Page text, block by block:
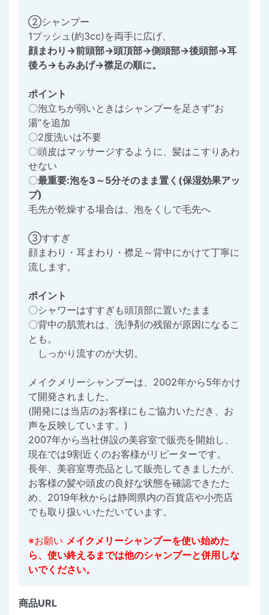
②シャンプー
1プッシュ(約3cc)を両手に広げ、
顔まわり→前頭部→頭頂部→側頭部→後頭部→耳
後ろ→もみあげ→襟足の順に。
ポイント
〇泡立ちが弱いときはシャンプーを足さず”お
湯”を追加
〇2度洗いは不要
〇頭皮はマッサージするように、髪はこすりあわ
せない
〇最重要:泡を3～5分そのまま置く(保湿効果アッ
プ)
毛先が乾燥する場合は、泡をくしで毛先へ
③すすぎ
顔まわり・耳まわり・襟足～背中にかけて丁寧に
流します。
ポイント
〇シャワーはすすぎも頭頂部に置いたまま
〇背中の肌荒れは、洗浄剤の残留が原因になるこ
とも。
しっかり流すのが大切。
メイクメリーシャンプーは、2002年から5年かけ
て開発されました。
(開発には当店のお客様にもご協力いただき、お
声を反映しています。)
2007年から当社併設の美容室で販売を開始し、
現在では9割近くのお客様がリピーターです。
長年、美容室専売品として販売してきましたが、
お客様の髪や頭皮の良好な状態を確認できたた
め、2019年秋からは静岡県内の百貨店や小売店
でも取り扱いいただいています。
※お願い メイクメリーシャンプーを使い始めた
ら、使い終えるまでは他のシャンプーと併用しな
いでください。
商品URL